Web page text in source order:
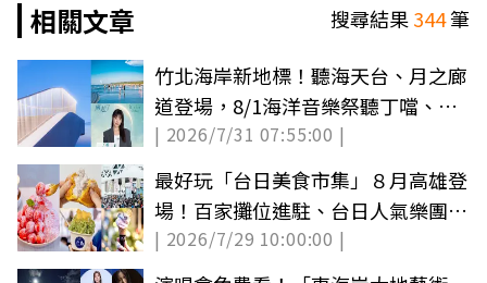
相關文章
搜尋結果344筆
竹北海岸新地標！聽海天台、月之廊
道登場，8/1海洋音樂祭聽丁噹、Bii
開唱
| 2026/7/31 07:55:00 |
最好玩「台日美食市集」８月高雄登
場！百家攤位進駐、台日人氣樂團接
力開唱
| 2026/7/29 10:00:00 |